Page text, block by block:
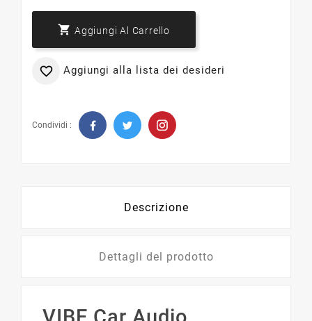
 Aggiungi Al Carrello
 Aggiungi alla lista dei desideri
Condividi :
Descrizione
Dettagli del prodotto